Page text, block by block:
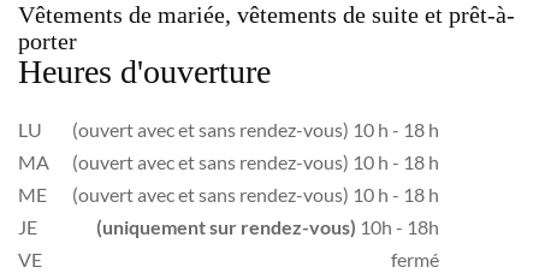
Vêtements de mariée, vêtements de suite et prêt-à-
porter
Heures d'ouverture
LU
(ouvert avec et sans rendez-vous) 10 h - 18 h
MA
(ouvert avec et sans rendez-vous) 10 h - 18 h
ME
(ouvert avec et sans rendez-vous) 10 h - 18 h
JE
(uniquement sur rendez-vous) 10h - 18h
VE
fermé